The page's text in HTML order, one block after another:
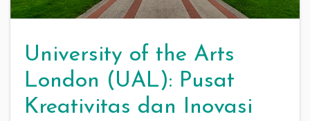
University of the Arts
London (UAL): Pusat
Kreativitas dan Inovasi